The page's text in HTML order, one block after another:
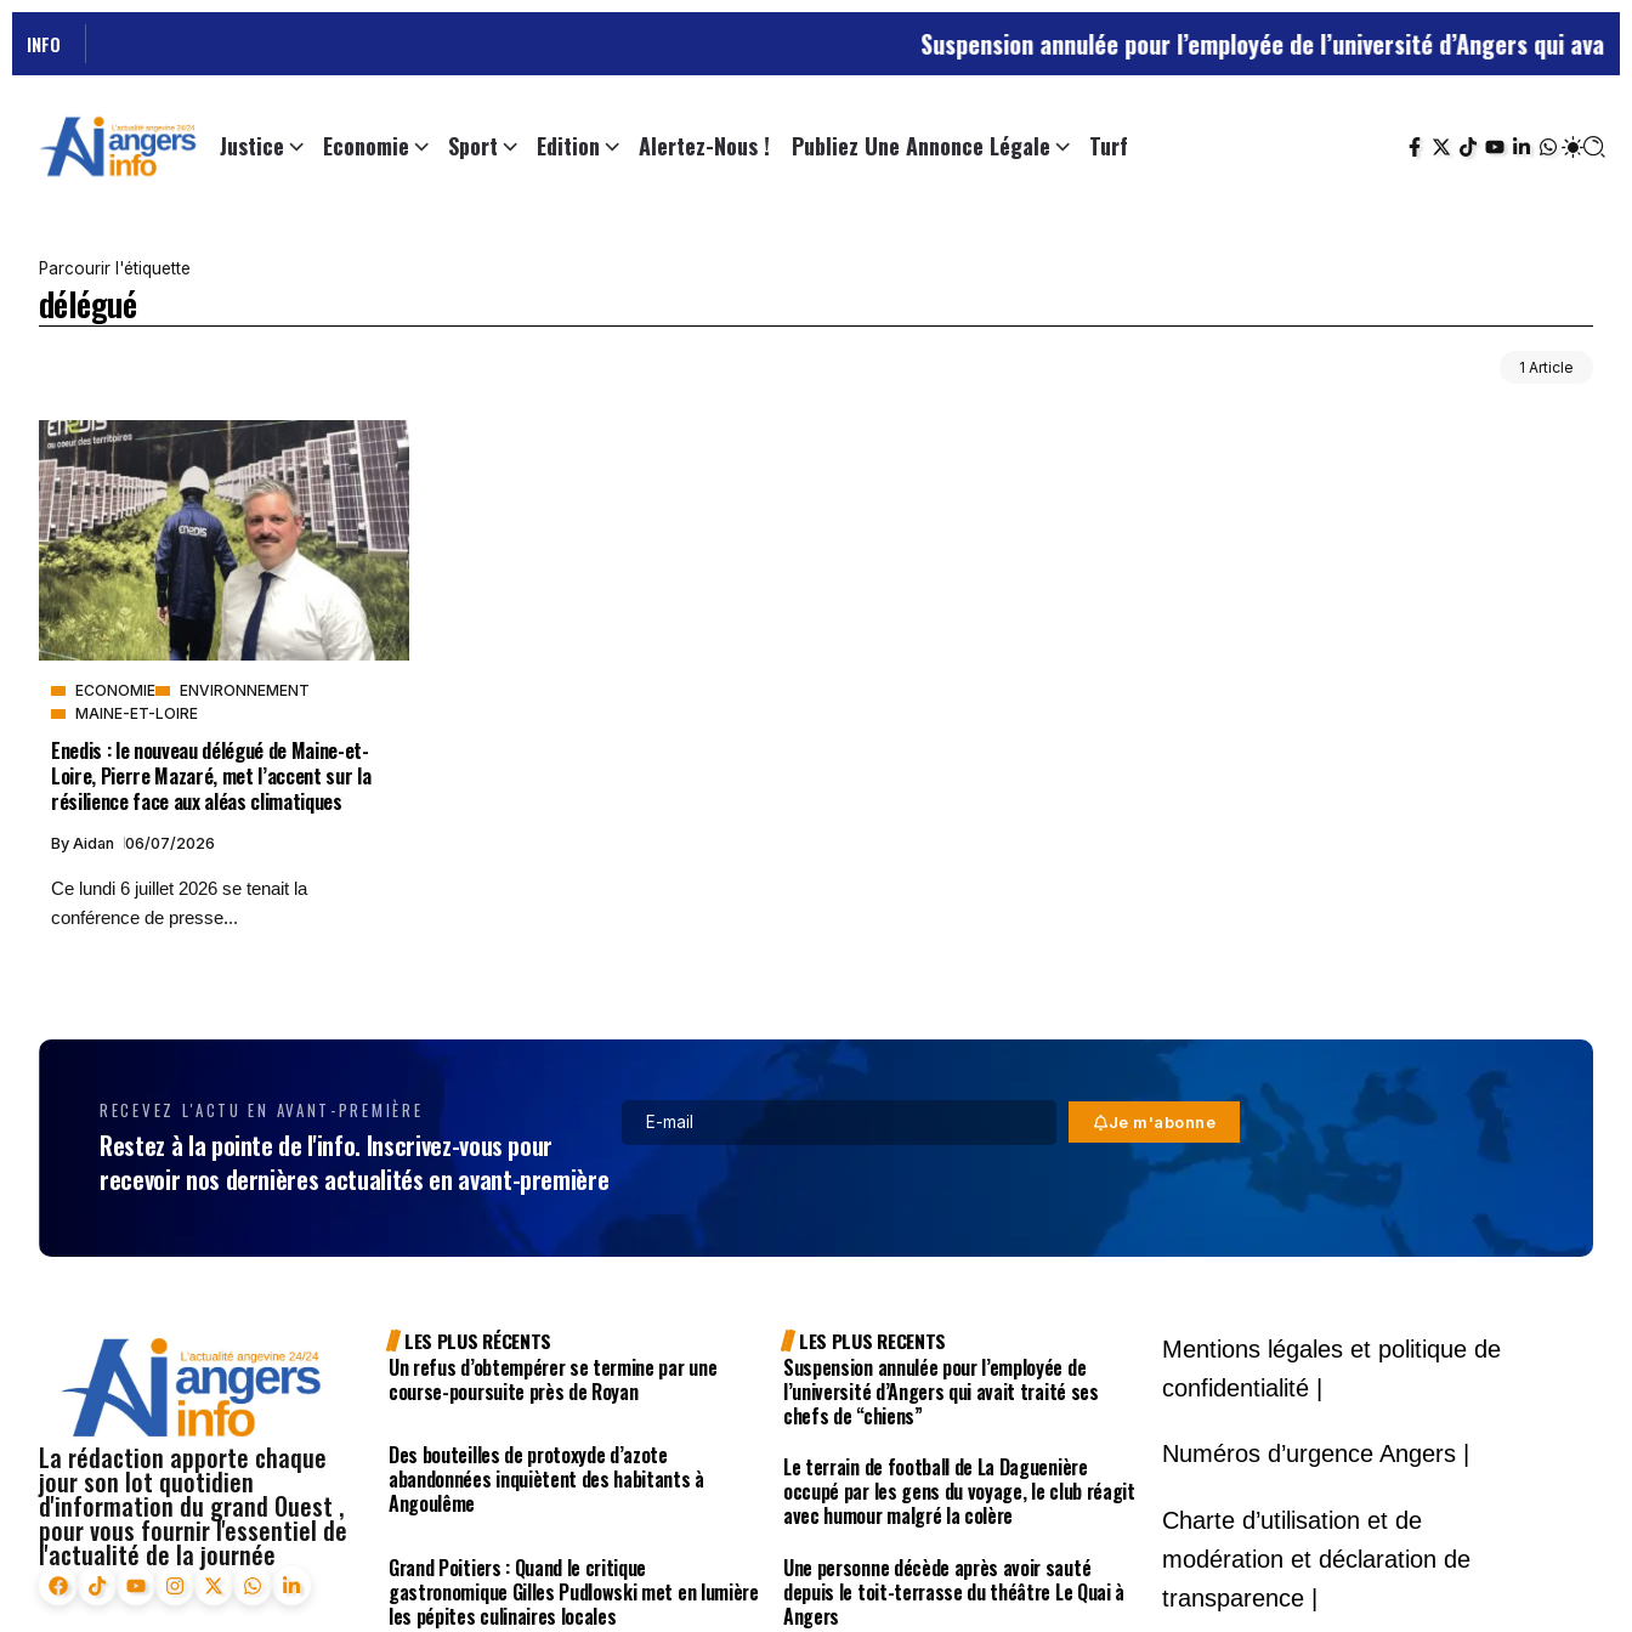
INFO Suspension annulée pour l’employée de l’université d’Angers qui avait
Justice Economie Sport Edition Alertez-Nous ! Publiez Une Annonce Légale Turf
Parcourir l'étiquette
délégué
1 Article
ECONOMIE
ENVIRONNEMENT
MAINE-ET-LOIRE
Enedis : le nouveau délégué de Maine-et-
Loire, Pierre Mazaré, met l’accent sur la
résilience face aux aléas climatiques
By Aidan 06/07/2026
Ce lundi 6 juillet 2026 se tenait la
conférence de presse...
RECEVEZ L'ACTU EN AVANT-PREMIÈRE
Restez à la pointe de l'info. Inscrivez-vous pour
recevoir nos dernières actualités en avant-première
Je m'abonne
La rédaction apporte chaque
jour son lot quotidien
d'information du grand Ouest ,
pour vous fournir l'essentiel de
l'actualité de la journée
LES PLUS RÉCENTS
Un refus d’obtempérer se termine par une
course-poursuite près de Royan
Des bouteilles de protoxyde d’azote
abandonnées inquiètent des habitants à
Angoulême
Grand Poitiers : Quand le critique
gastronomique Gilles Pudlowski met en lumière
les pépites culinaires locales
LES PLUS RECENTS
Suspension annulée pour l’employée de
l’université d’Angers qui avait traité ses
chefs de “chiens”
Le terrain de football de La Daguenière
occupé par les gens du voyage, le club réagit
avec humour malgré la colère
Une personne décède après avoir sauté
depuis le toit-terrasse du théâtre Le Quai à
Angers
Mentions légales et politique de
confidentialité |
Numéros d’urgence Angers |
Charte d’utilisation et de
modération et déclaration de
transparence |